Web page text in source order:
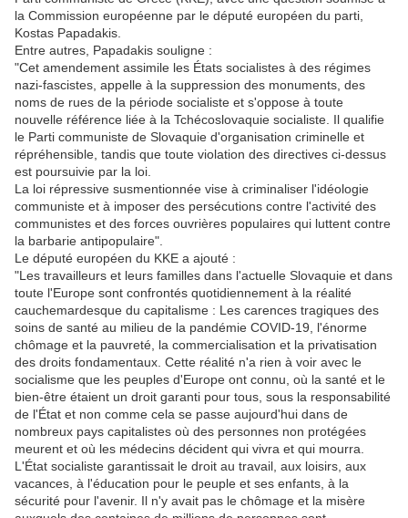
la Commission européenne par le député européen du parti,
Kostas Papadakis.
Entre autres, Papadakis souligne :
"Cet amendement assimile les États socialistes à des régimes
nazi-fascistes, appelle à la suppression des monuments, des
noms de rues de la période socialiste et s'oppose à toute
nouvelle référence liée à la Tchécoslovaquie socialiste. Il qualifie
le Parti communiste de Slovaquie d'organisation criminelle et
répréhensible, tandis que toute violation des directives ci-dessus
est poursuivie par la loi.
La loi répressive susmentionnée vise à criminaliser l'idéologie
communiste et à imposer des persécutions contre l'activité des
communistes et des forces ouvrières populaires qui luttent contre
la barbarie antipopulaire".
Le député européen du KKE a ajouté :
"Les travailleurs et leurs familles dans l'actuelle Slovaquie et dans
toute l'Europe sont confrontés quotidiennement à la réalité
cauchemardesque du capitalisme : Les carences tragiques des
soins de santé au milieu de la pandémie COVID-19, l'énorme
chômage et la pauvreté, la commercialisation et la privatisation
des droits fondamentaux. Cette réalité n'a rien à voir avec le
socialisme que les peuples d'Europe ont connu, où la santé et le
bien-être étaient un droit garanti pour tous, sous la responsabilité
de l'État et non comme cela se passe aujourd'hui dans de
nombreux pays capitalistes où des personnes non protégées
meurent et où les médecins décident qui vivra et qui mourra.
L'État socialiste garantissait le droit au travail, aux loisirs, aux
vacances, à l'éducation pour le peuple et ses enfants, à la
sécurité pour l'avenir. Il n'y avait pas le chômage et la misère